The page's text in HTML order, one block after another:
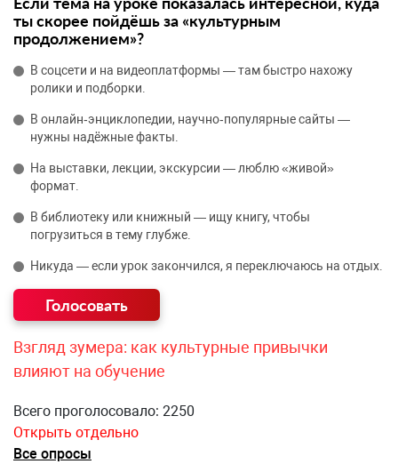
ты скорее пойдёшь за «культурным
продолжением»?
В соцсети и на видеоплатформы — там быстро нахожу
ролики и подборки.
В онлайн‑энциклопедии, научно‑популярные сайты —
нужны надёжные факты.
На выставки, лекции, экскурсии — люблю «живой»
формат.
В библиотеку или книжный — ищу книгу, чтобы
погрузиться в тему глубже.
Никуда — если урок закончился, я переключаюсь на отдых.
Взгляд зумера: как культурные привычки
влияют на обучение
Всего проголосовало: 2250
Открыть отдельно
Все опросы